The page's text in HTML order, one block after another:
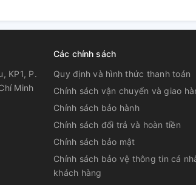
KP1, P.
Minh
Các chính sách
Quy định và hình thức thanh toán
Chính sách vận chuyển và giao
Chính sách bảo hành
Chính sách đổi trả và hoàn tiền
Chính sách bảo mật
Chính sách bảo vệ thông tin cá
khách hàng